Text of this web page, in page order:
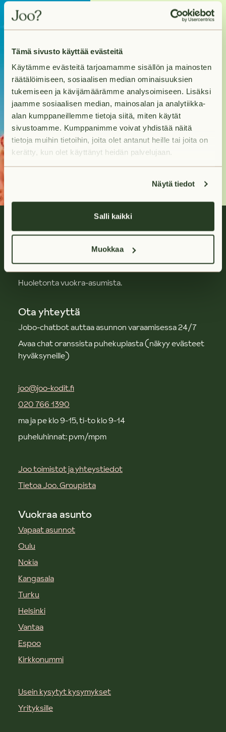
Tämä sivusto käyttää evästeitä
Käytämme evästeitä tarjoamamme sisällön ja mainosten
räätälöimiseen, sosiaalisen median ominaisuuksien
tukemiseen ja kävijämäärämme analysoimiseen. Lisäksi
jaamme sosiaalisen median, mainosalan ja analytiikka-
alan kumppaneillemme tietoja siitä, miten käytät
sivustoamme. Kumppanimme voivat yhdistää näitä
tietoja muihin tietoihin, joita olet antanut heille tai joita on
kerätty, kun olet käyttänyt heidän palvelujaan.
Näytä tiedot
Salli kaikki
Muokkaa
Kohti uutta
kotia?
Tuleva kotisi odottaa
sinua hakumatkan
päässä.
Hae asuntoja
Huoletonta vuokra-asumista.
Ota yhteyttä
Jobo-chatbot auttaa asunnon varaamisessa 24/7
Avaa chat oranssista puhekuplasta (näkyy evästeet
hyväksyneille)
joo@joo-kodit.fi
020 766 1390
ma ja pe klo 9-15, ti-to klo 9-14
puheluhinnat: pvm/mpm
Joo toimistot ja yhteystiedot
Tietoa Joo. Groupista
Vuokraa asunto
Vapaat asunnot
Oulu
Nokia
Kangasala
Turku
Helsinki
Vantaa
Espoo
Kirkkonummi
Usein kysytyt kysymykset
Yrityksille